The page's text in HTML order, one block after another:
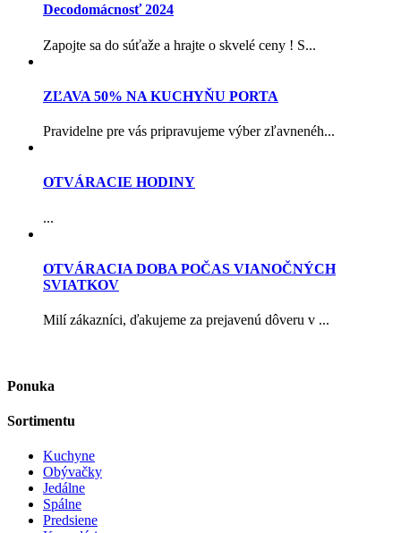
Decodomácnosť 2024
Zapojte sa do súťaže a hrajte o skvelé ceny ! S...
ZĽAVA 50% NA KUCHYŇU PORTA
Pravidelne pre vás pripravujeme výber zľavnenéh...
OTVÁRACIE HODINY
...
OTVÁRACIA DOBA POČAS VIANOČNÝCH
SVIATKOV
Milí zákazníci, ďakujeme za prejavenú dôveru v ...
Ponuka
Sortimentu
Kuchyne
Obývačky
Jedálne
Spálne
Predsiene